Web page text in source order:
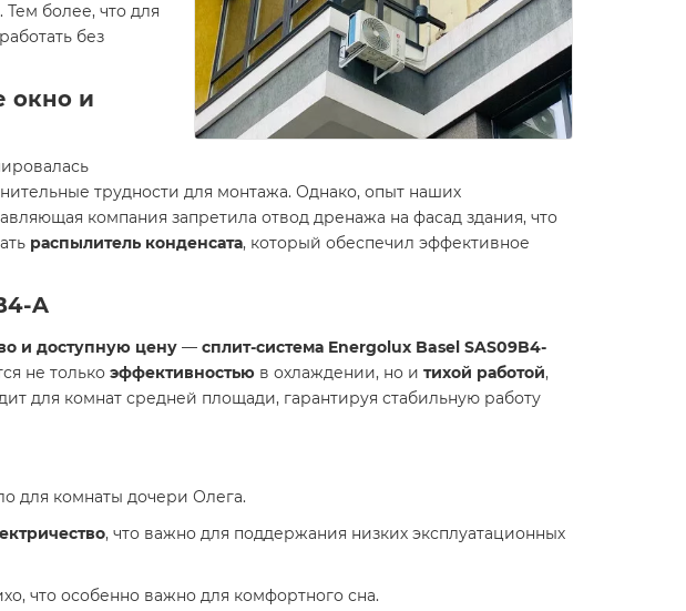
более, что для
без
окно и
трудности для монтажа. Однако, опыт наших
компания запретила отвод дренажа на фасад здания, что
распылитель конденсата, который обеспечил эффективное
A
и доступную цену — сплит-система Energolux Basel SAS09B4-
не только эффективностью в охлаждении, но и тихой работой,
для комнат средней площади, гарантируя стабильную работу
для комнаты дочери Олега.
, что важно для поддержания низких эксплуатационных
что особенно важно для комфортного сна.